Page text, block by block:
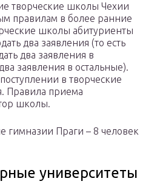
творческие школы Чехии
правилам в более ранние
школы абитуриенты
два заявления (то есть
два заявления в
заявления в остальные).
в творческие
Правила приема
школы.
гимназии Праги – 8 человек
университеты